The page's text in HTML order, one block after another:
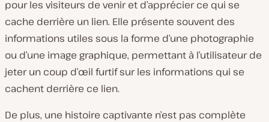
pour les visiteurs de venir et d’apprécier ce qui se
cache derrière un lien. Elle présente souvent des
informations utiles sous la forme d’une photographie
ou d’une image graphique, permettant à l’utilisateur de
jeter un coup d’œil furtif sur les informations qui se
cachent derrière ce lien.
De plus, une histoire captivante n’est pas complète